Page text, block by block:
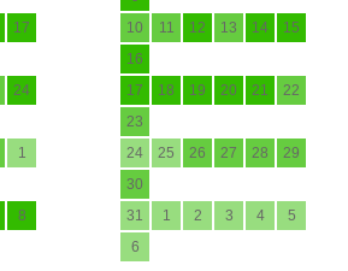
17
24
1
8
10
11 12 13 14
15
16
17
18 19 20 21
22
23
24
25 26 27 28
29
30
31
1 2 3 4
5
6